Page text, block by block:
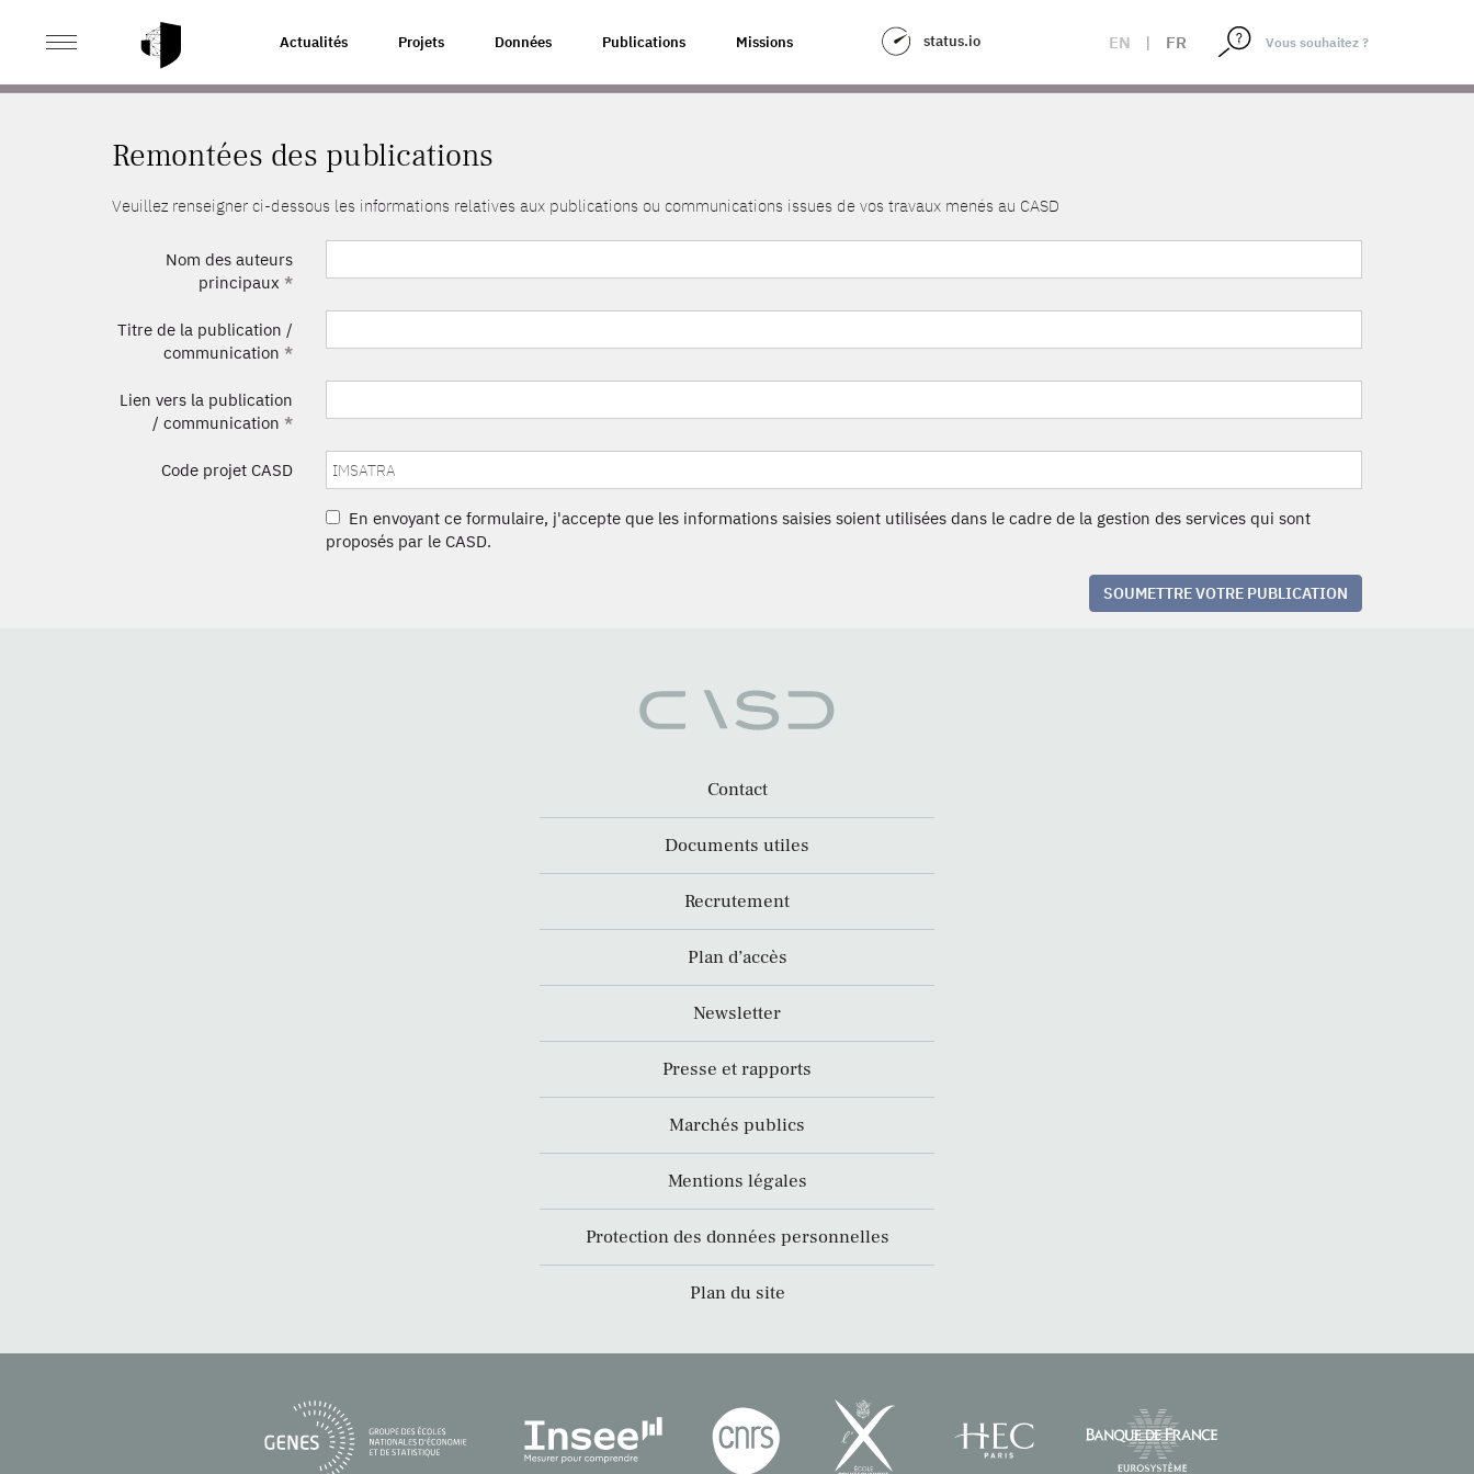
Actualités Projets Données Publications Missions status.io EN | FR
ACCUEIL REMONTÉES DES PUBLICATIONS
Remontées des publications
Veuillez renseigner ci-dessous les informations relatives aux publications ou communications issues de vos travaux menés au CASD
Nom des auteurs
principaux *
Titre de la publication /
communication *
Lien vers la publication
/ communication *
Code projet CASD
En envoyant ce formulaire, j'accepte que les informations saisies soient utilisées dans le cadre de la gestion des services qui sont
proposés par le CASD.
SOUMETTRE VOTRE PUBLICATION
Contact
Documents utiles
Recrutement
Plan d’accès
Newsletter
Presse et rapports
Marchés publics
Mentions légales
Protection des données personnelles
Plan du site